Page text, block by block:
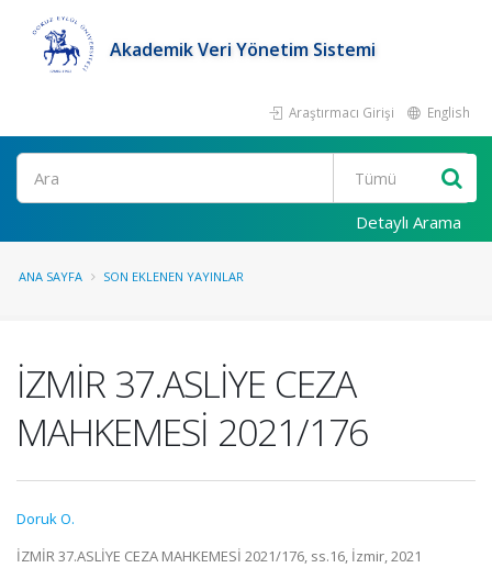
Akademik Veri Yönetim Sistemi
Araştırmacı Girişi English
Ara
Detaylı Arama
ANA SAYFA SON EKLENEN YAYINLAR
İZMİR 37.ASLİYE CEZA
MAHKEMESİ 2021/176
Doruk O.
İZMİR 37.ASLİYE CEZA MAHKEMESİ 2021/176, ss.16, İzmir, 2021